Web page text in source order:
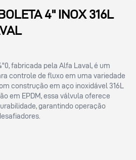
4" INOX 316L
fabricada pela Alfa Laval, é um
controle de fluxo em uma variedade
construção em aço inoxidável 316L
em EPDM, essa válvula oferece
garantindo operação